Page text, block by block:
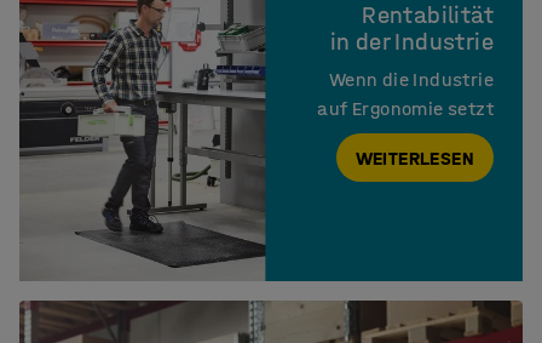
Rentabilität
in der Industrie
Wenn die Industrie
auf Ergonomie setzt
WEITERLESEN